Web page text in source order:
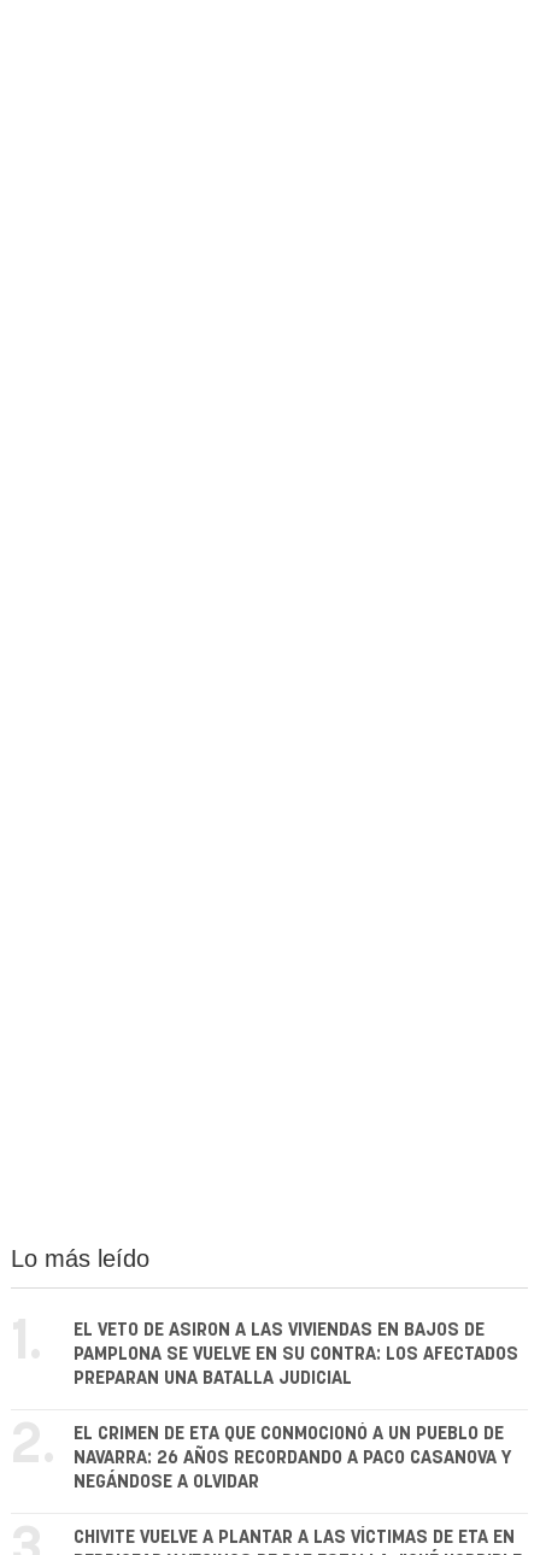
Lo más leído
1.
EL VETO DE ASIRON A LAS VIVIENDAS EN BAJOS DE
PAMPLONA SE VUELVE EN SU CONTRA: LOS AFECTADOS
PREPARAN UNA BATALLA JUDICIAL
2.
EL CRIMEN DE ETA QUE CONMOCIONÓ A UN PUEBLO DE
NAVARRA: 26 AÑOS RECORDANDO A PACO CASANOVA Y
NEGÁNDOSE A OLVIDAR
CHIVITE VUELVE A PLANTAR A LAS VÍCTIMAS DE ETA EN